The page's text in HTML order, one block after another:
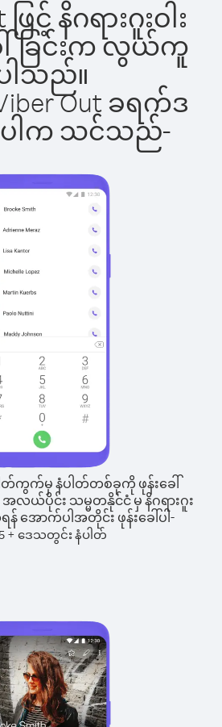
ြင့် နိဂရားဂူးဝါး
ါ်ခြင်းက လွယ်ကူ
ါသည်။
Out ခရက်ဒ
ရှိပါက သင်သည်-
ါတ်ကွက်မှ နံပါတ်တစ်ခုကို ဖုန်းခေါ်
လယ်ပိုင်း သမ္မတနိုင်ငံ မှ နိဂရားဂူး
ရန် အောက်ပါအတိုင်း ဖုန်းခေါ်ပါ-
+ ဒေသတွင်း နံပါတ်